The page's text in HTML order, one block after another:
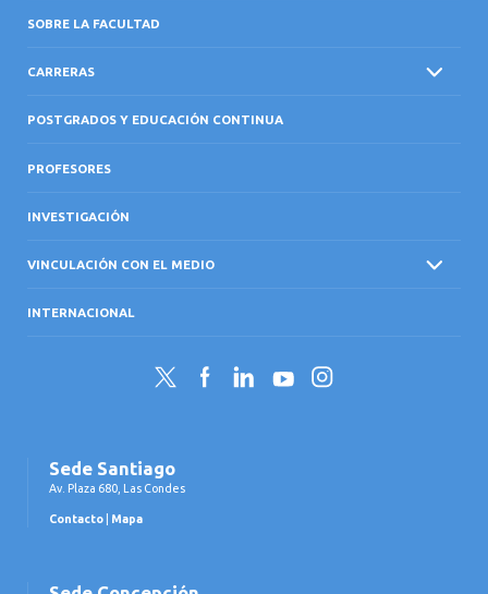
SOBRE LA FACULTAD
CARRERAS
POSTGRADOS Y EDUCACIÓN CONTINUA
PROFESORES
INVESTIGACIÓN
VINCULACIÓN CON EL MEDIO
INTERNACIONAL
Twitter FacebookLinkedInYouTubeInstagram
Sede Santiago
Av. Plaza 680, Las Condes
Contacto Mapa